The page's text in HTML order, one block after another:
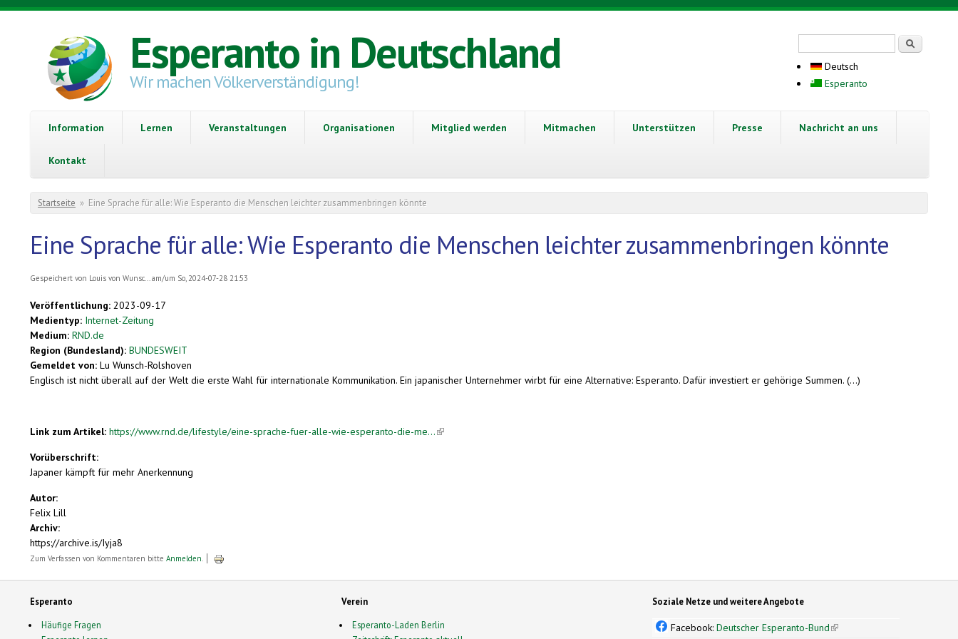
Direkt zum Inhalt
Esperanto in Deutschland
Wir machen Völkerverständigung!
Deutsch
Esperanto
Information Lernen Veranstaltungen Organisationen Mitglied werden Mitmachen Unterstützen Presse Nachricht an uns
Kontakt
Sie sind hier
Startseite » Eine Sprache für alle: Wie Esperanto die Menschen leichter zusammenbringen könnte
Eine Sprache für alle: Wie Esperanto die Menschen leichter zusammenbringen könnte
Gespeichert von Louis von Wunsc...am/um So, 2024-07-28 21:53
Veröffentlichung: 2023-09-17
Medientyp: Internet-Zeitung
Medium: RND.de
Region (Bundesland): BUNDESWEIT
Gemeldet von: Lu Wunsch-Rolshoven
Englisch ist nicht überall auf der Welt die erste Wahl für internationale Kommunikation. Ein japanischer Unternehmer wirbt für eine Alternative: Esperanto. Dafür investiert er gehörige Summen. (...)
Link zum Artikel: https://www.rnd.de/lifestyle/eine-sprache-fuer-alle-wie-esperanto-die-me...(link is external)
Vorüberschrift:
Japaner kämpft für mehr Anerkennung
Autor:
Felix Lill
Archiv:
https://archive.is/Iyja8
Zum Verfassen von Kommentaren bitte Anmelden.
Esperanto
Häufige Fragen
Verein
Esperanto-Laden Berlin
Soziale Netze und weitere Angebote
Facebook:Deutscher Esperanto-Bund(link is external)